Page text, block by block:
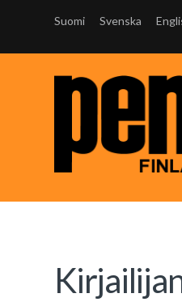
Suomi Svenska